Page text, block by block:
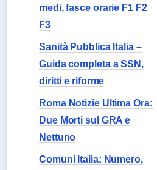
medi, fasce orarie F1 F2
F3
Sanità Pubblica Italia –
Guida completa a SSN,
diritti e riforme
Roma Notizie Ultima Ora:
Due Morti sul GRA e
Nettuno
Comuni Italia: Numero,